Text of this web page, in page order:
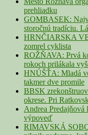
prehliadku
GOMBASEK:
storočnú tradíciu.
HRNČIARSKA
zomrel cyklista
ROŽŇAVA: Prvá
rokoch prilákala
HNÚŠŤA: Mladá
takmer dve promile
BBSK
okrese. Pri
Andrea Predajňová
výpoveď
RIMAVSKÁ